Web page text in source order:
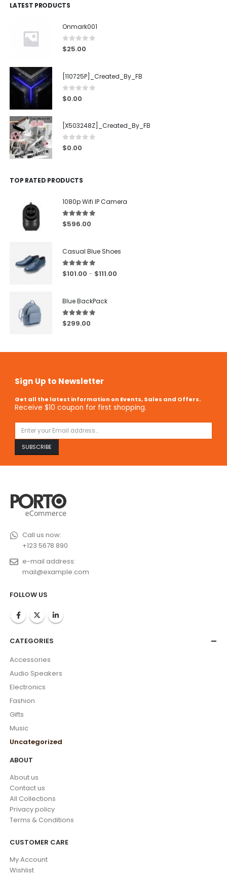
LATEST PRODUCTS
Onmark001
0out of 5
$25.00
[110725P]_Created_By_FB
0 out of 5
$0.00
[X503248Z]_Created_By_FB
0out of 5
$0.00
TOP RATED PRODUCTS
1080p Wifi IP Camera
5.00out of 5
$596.00
Casual Blue Shoes
5.00 out of 5
$101.00 – $111.00
Blue BackPack
5.00out of 5
$299.00
Sign Up to Newsletter
Get all the latest information on Events, Sales and Offers.
Receive $10 coupon for first shopping.
Call us now:
+123 5678 890
e-mail address:
mail@example.com
FOLLOW US
CATEGORIES
Accessories
Audio Speakers
Electronics
Fashion
Gifts
Music
Uncategorized
ABOUT
About us
Contact us
All Collections
Privacy policy
Terms & Conditions
CUSTOMER CARE
My Account
Wishlist